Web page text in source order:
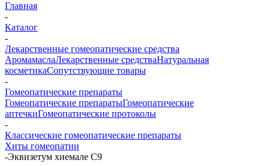
Главная
-
Каталог
-
Лекарственные гомеопатические средства
АромамаслаЛекарственные средстваНатуральная
косметикаСопутствующие товары
-
Гомеопатические препараты
Гомеопатические препаратыГомеопатические
аптечкиГомеопатические протоколы
-
Классические гомеопатические препараты
Хиты гомеопатии
-Эквизетум хиемале С9